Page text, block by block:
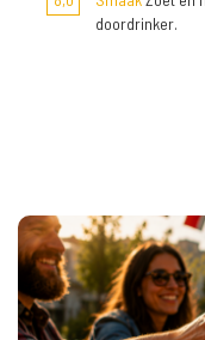
doordrinker.